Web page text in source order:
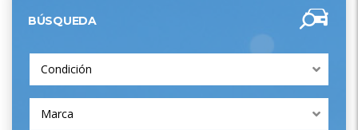
BÚSQUEDA
Condición
Marca